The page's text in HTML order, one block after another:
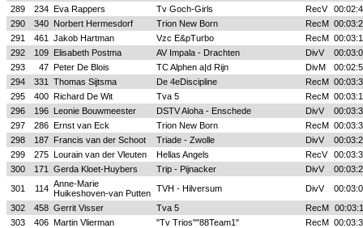
289
234 Eva Rappers Tv Goch-Girls RecV
290
340 Norbert Hermesdorf Trion New Born RecM
291
461 Jakob Hartman Vzc E&pTurbo RecM
292
109 Elisabeth Postma AV Impala - Drachten DivV
293
47 Peter De Blois TC Alphen a|d Rijn DivM
294
331 Thomas Sijtsma De 4eDiscipline RecM
295
400 Richard De Wit Tva 5 RecM
296
196 Leonie Bouwmeester DSTV Aloha - Enschede DivV
297
286 Ernst van Eck Trion New Born RecM
298
187 Francis van der Schoot Triade - Zwolle DivV
299
275 Lourain van der Vleuten Hellas Angels RecV
300
171 Gerda Kloet-Huybers Trip - Pijnacker DivV
301
114 Anne-Marie
Huikeshoven-van Putten TVH - Hilversum DivV
302
458 Gerrit Visser Tva 5 RecM
303
406 Martin Vlierman "Tv Trios""88Team1" RecM